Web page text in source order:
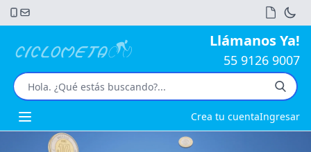
Llámanos Ya!
55 9126 9007
Open main menu Crea tu cuentaIngresar